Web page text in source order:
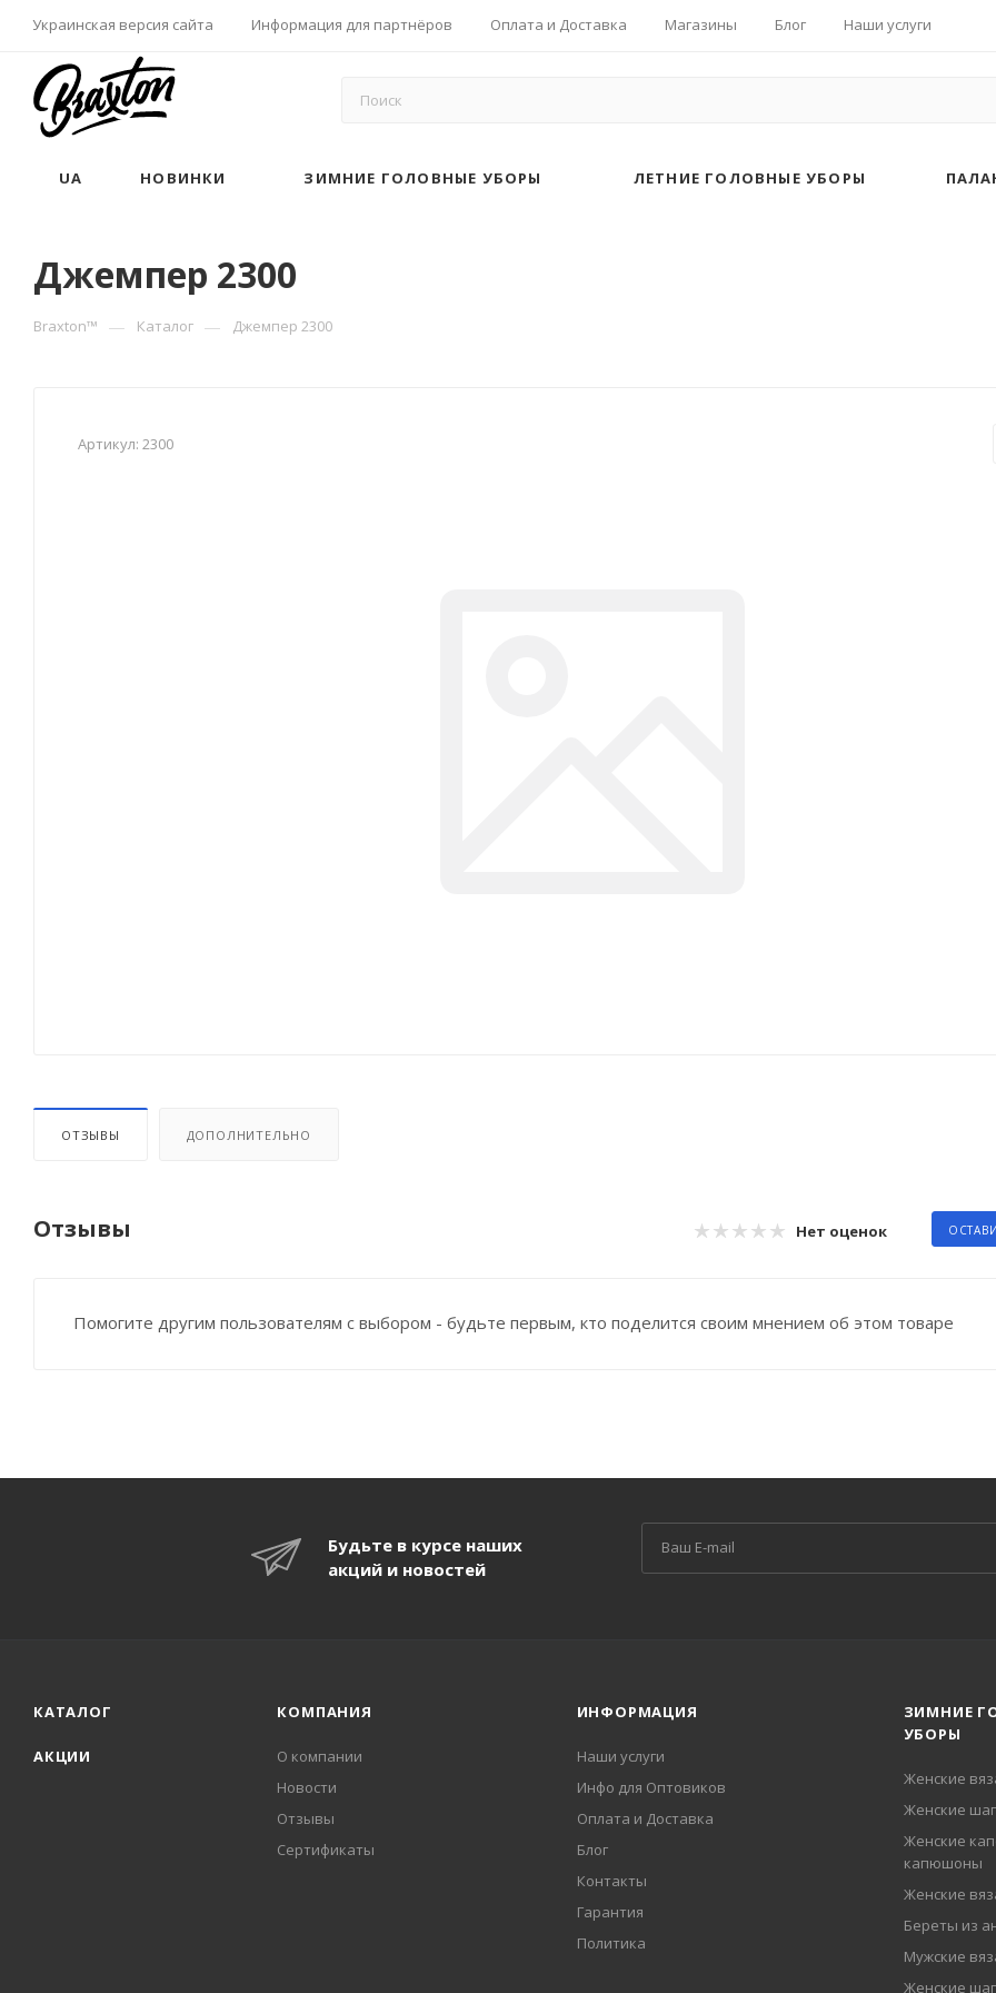
Украинская версия сайта Информация для партнёров Оплата и Доставка Магазины Блог Наши услуги
UA НОВИНКИ ЗИМНИЕ ГОЛОВНЫЕ УБОРЫ ЛЕТНИЕ ГОЛОВНЫЕ УБОРЫ
Джемпер 2300
Braxton™ — Каталог — Джемпер 2300
Артикул: 2300
ОТЗЫВЫ ДОПОЛНИТЕЛЬНО
Отзывы Нет оценок
Помогите другим пользователям с выбором - будьте первым, кто поделится своим мнением об этом товаре
Будьте в курсе наших
акций и новостей
КАТАЛОГ
АКЦИИ
КОМПАНИЯ
О компании
Новости
Отзывы
Сертификаты
ИНФОРМАЦИЯ
Наши услуги
Инфо для Оптовиков
Оплата и Доставка
Блог
Контакты
Гарантия
Политика
ЗИМНИЕ
УБОРЫ
Женские
Женские
Женские
капюшоны
Женские
Береты из
Мужские
Женские